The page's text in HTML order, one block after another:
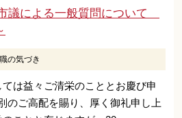
議による一般質問について
の気づき
は益々ご清栄のこととお慶び申
のご高配を賜り、厚く御礼申し上